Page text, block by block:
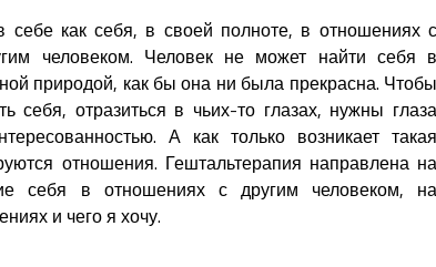
себе как себя, в своей полноте, в отношениях с
человеком. Человек не может найти себя в
природой, как бы она ни была прекрасна. Чтобы
себя, отразиться в чьих-то глазах, нужны глаза
А как только возникает такая
отношения. Гештальтерапия направлена на
себя в отношениях с другим человеком, на
и чего я хочу.